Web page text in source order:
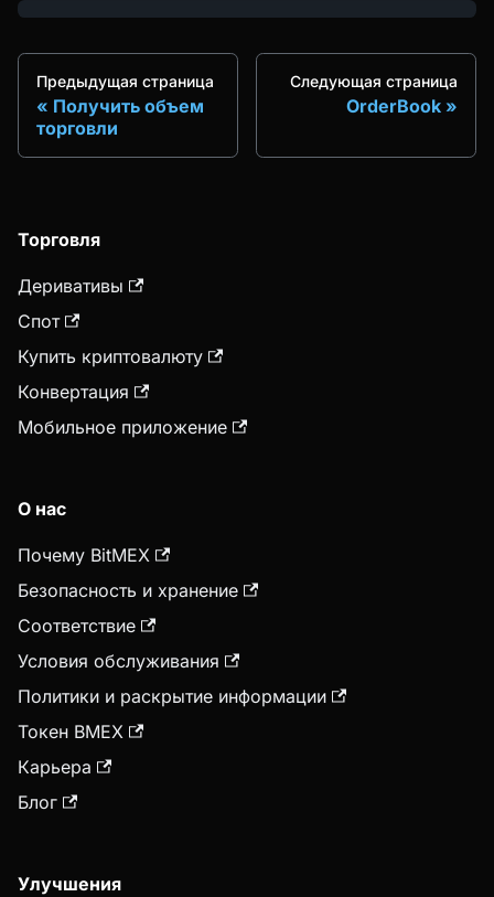
Предыдущая страница
Получить объем
торговли
Следующая страница
OrderBook
Торговля
Деривативы
Спот
Купить криптовалюту
Конвертация
Мобильное приложение
О нас
Почему BitMEX
Безопасность и хранение
Соответствие
Условия обслуживания
Политики и раскрытие информации
Токен BMEX
Карьера
Блог
Улучшения